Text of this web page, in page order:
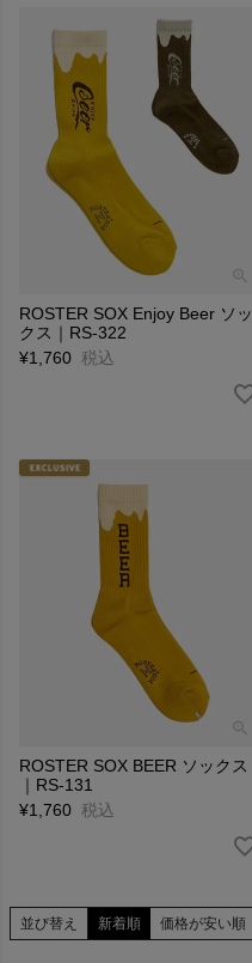
ROSTER SOX Enjoy Beer ソッ
クス｜RS-322
¥1,760 税込
ROSTER SOX BEER ソックス
｜RS-131
¥1,760 税込
並び替え 新着順 価格が安い順